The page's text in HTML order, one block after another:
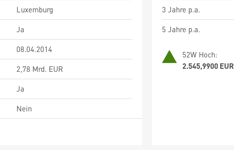
Luxemburg
Ja
08.04.2014
2,78 Mrd. EUR
Ja
Nein
3 Jahre p.a.
5 Jahre p.a.
52W Hoch:
2.545,9900 EUR